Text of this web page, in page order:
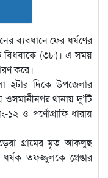
ব্যবধানে ফের ধর্ষণের
বিধবাকে (৩৮)। এ সময়
করে।
২টার দিকে উপজেলার
থানায় দু’টি
১২ ও পর্ণোগ্রাফি ধারায়
গ্রামের মৃত আকলুছ
তফজ্জুলকে গ্রেপ্তার